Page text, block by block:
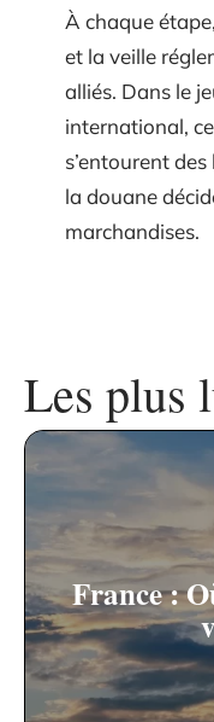
À chaque
et la veille
alliés. Dans le
international,
s’entourent
la douane
marchandises.
Les plus
France :